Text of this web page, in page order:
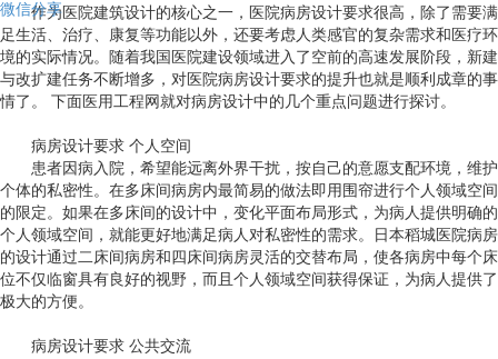
微信分享作为医院建筑设计的核心之一，医院病房设计要求很高，除了需要满
足生活、治疗、康复等功能以外，还要考虑人类感官的复杂需求和医疗环
境的实际情况。随着我国医院建设领域进入了空前的高速发展阶段，新建
与改扩建任务不断增多，对医院病房设计要求的提升也就是顺利成章的事
情了。
下面医用工程网就对病房设计中的几个重点问题进行探讨。
病房设计要求 个人空间
患者因病入院，希望能远离外界干扰，按自己的意愿支配环境，维护
个体的私密性。在多床间病房内最简易的做法即用围帘进行个人领域空间
的限定。如果在多床间的设计中，变化平面布局形式，为病人提供明确的
个人领域空间，就能更好地满足病人对私密性的需求。日本稻城医院病房
的设计通过二床间病房和四床间病房灵活的交替布局，使各病房中每个床
位不仅临窗具有良好的视野，而且个人领域空间获得保证，为病人提供了
极大的方便。
病房设计要求 公共交流